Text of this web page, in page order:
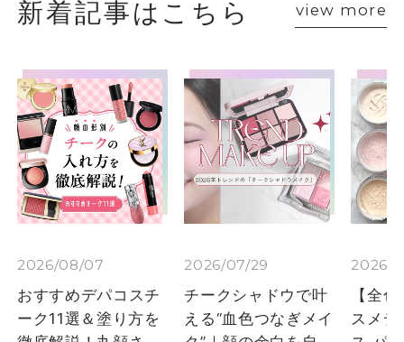
新着記事はこちら view more
2026/08/07
おすすめデパコスチ
ーク11選＆塗り方を
2026/07/29
チークシャドウで叶
える“血色つなぎメイ
2026/
【全
スメデ